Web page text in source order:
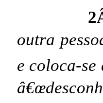
outra
e coloca-